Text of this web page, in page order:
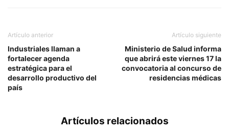
Artículo anterior
Industriales llaman a
fortalecer agenda
estratégica para el
desarrollo productivo del
país
Artículo siguiente
Ministerio de Salud informa
que abrirá este viernes 17 la
convocatoria al concurso de
residencias médicas
Artículos relacionados